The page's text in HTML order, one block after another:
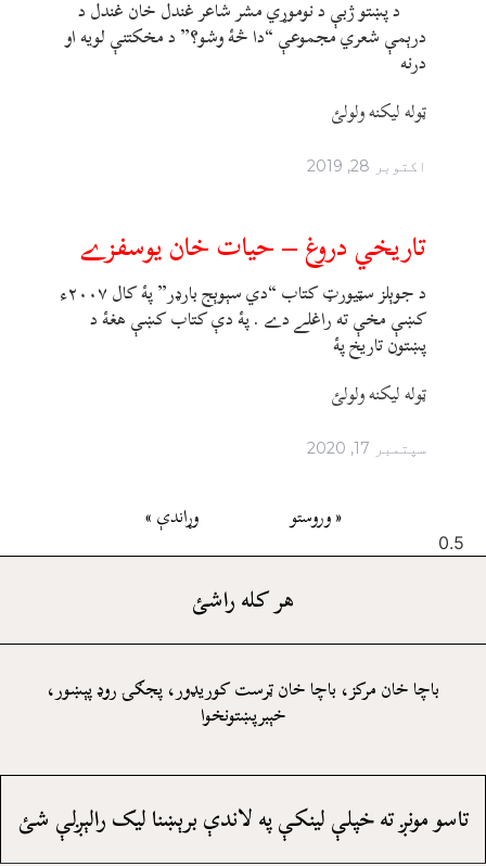
د پښتو ژبې د نوموړي مشر شاعر غندل خان غندل د
درېمې شعري مجموعې “دا څۀ وشو؟” د مخکتنې لویه او
درنه
ټوله ليکنه ولولئ
اکتوبر 28, 2019
تاريخي دروغ – حيات خان يوسفزے
د جوېلز سټيورټ کتاب “دي سېوېج بارډر” پۀ کال ۲۰۰۷ء
کښې مخې ته راغلے دے . پۀ دې کتاب کښې هغۀ د
پښتون تاريخ پۀ
ټوله ليکنه ولولئ
سپتمبر 17, 2020
« وروستو وړاندې »
هر کله راشئ
باچا خان مرکز، باچا خان ټرست کوريډور، پجګۍ روډ پېښور،
خېبرپښتونخوا
تاسو مونږ ته خپلې لينکې په لاندې برېښنا ليک رالېږلې شئ